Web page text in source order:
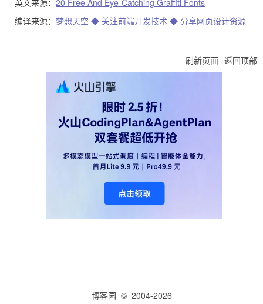
英文来源： 20 Free And Eye-Catching Graffiti Fonts
编译来源： 梦想天空 ◆ 关注前端开发技术 ◆ 分享网页设计资源
刷新页面 返回顶部
博客园 © 2004-2026